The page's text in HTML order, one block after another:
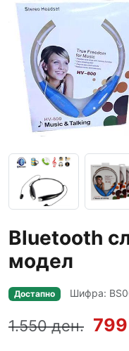
Bluetooth
модел
Достапно Шифра:
1.550 ден.